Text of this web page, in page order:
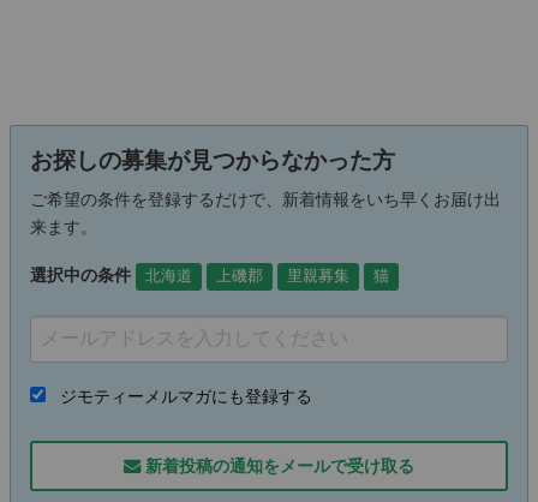
お探しの募集が見つからなかった方
ご希望の条件を登録するだけで、新着情報をいち早くお届け出
来ます。
選択中の条件 北海道 上磯郡 里親募集 猫
ジモティーメルマガにも登録する
新着投稿の通知をメールで受け取る